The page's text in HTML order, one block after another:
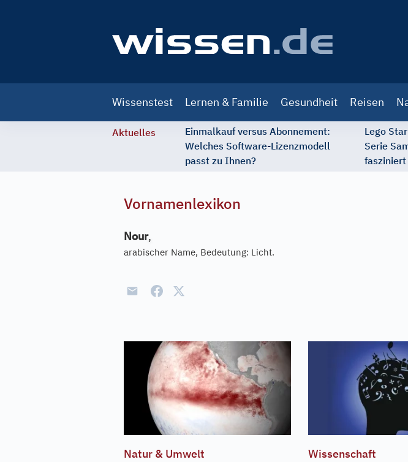
navigation
Wissenstest Lernen & Familie Gesundheit Reisen
Aktuelles
Einmalkauf versus Abonnement:
Welches Software-Lizenzmodell
passt zu Ihnen?
Lego
Serie
fasziniert
Vornamenlexikon
Nour,
arabischer Name, Bedeutung: Licht.
Natur & Umwelt Wissenschaft